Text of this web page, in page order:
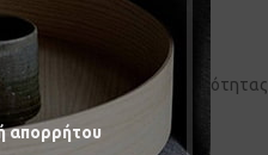
απορρήτου
κορδελάκια υψηλής ποιότητας